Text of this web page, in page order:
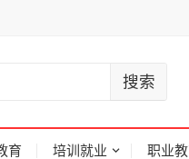
育 培训就业 职业